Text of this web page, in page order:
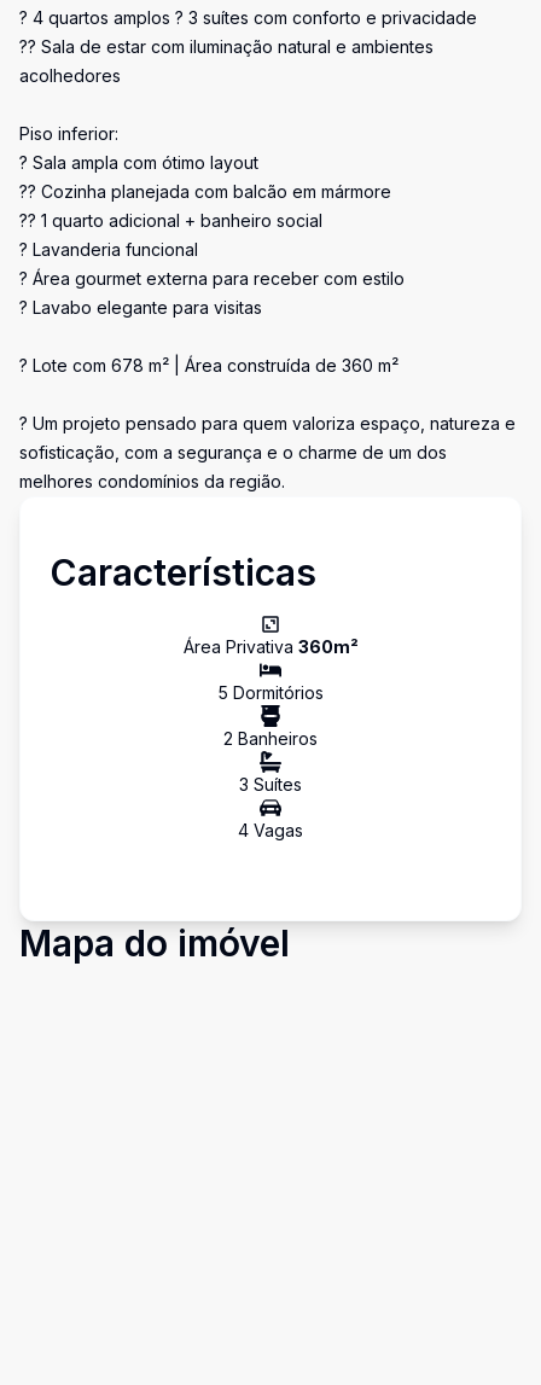
? 4 quartos amplos ? 3 suítes com conforto e privacidade
?? Sala de estar com iluminação natural e ambientes
acolhedores
Piso inferior:
? Sala ampla com ótimo layout
?? Cozinha planejada com balcão em mármore
?? 1 quarto adicional + banheiro social
? Lavanderia funcional
? Área gourmet externa para receber com estilo
? Lavabo elegante para visitas
? Lote com 678 m² | Área construída de 360 m²
? Um projeto pensado para quem valoriza espaço, natureza e
sofisticação, com a segurança e o charme de um dos
melhores condomínios da região.
Características
Área Privativa 360m²
5 Dormitórios
2 Banheiros
3 Suítes
4 Vagas
Mapa do imóvel